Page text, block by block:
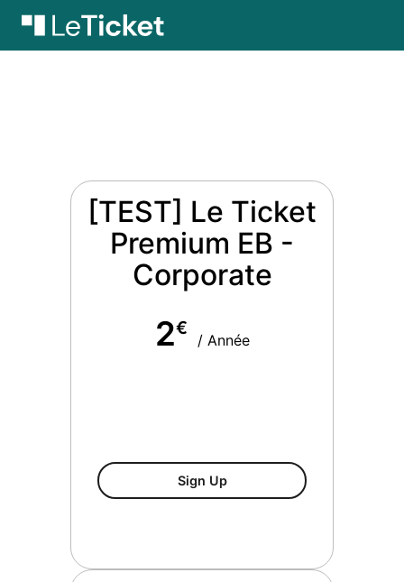
[TEST] Le Ticket
Premium EB -
Corporate
2€
/ Année
Sign Up[TEST] Le Ticket Premium